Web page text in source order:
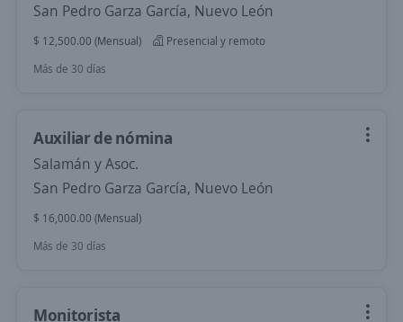
San Pedro Garza García, Nuevo León
$ 12,500.00 (Mensual)
Presencial y remoto
Más de 30 días
Auxiliar de nómina
Salamán y Asoc.
San Pedro Garza García, Nuevo León
$ 16,000.00 (Mensual)
Más de 30 días
Monitorista